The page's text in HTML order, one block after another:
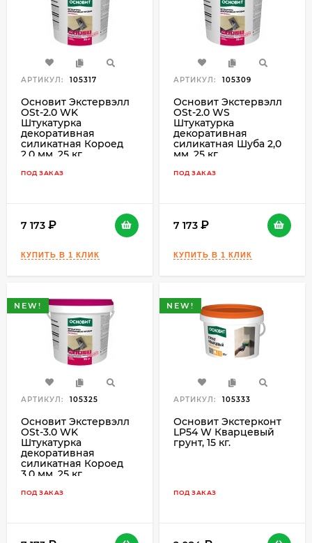
АРТИКУЛ: 105317
Основит Экстервэлл
OSt-2.0 WK
Штукатурка
декоративная
силикатная Короед
2,0 мм, 25 кг.
ПОД ЗАКАЗ
7 173
АРТИКУЛ: 105309
Основит Экстервэлл
OSt-2.0 WS
Штукатурка
декоративная
силикатная Шуба 2,0
мм, 25 кг.
ПОД ЗАКАЗ
7 173
NEW!
АРТИКУЛ: 105325
Основит Экстервэлл
OSt-3.0 WK
Штукатурка
декоративная
силикатная Короед
3,0 мм, 25 кг.
ПОД ЗАКАЗ
NEW!
АРТИКУЛ: 105333
Основит Экстерконт
LP54 W Кварцевый
грунт, 15 кг.
ПОД ЗАКАЗ